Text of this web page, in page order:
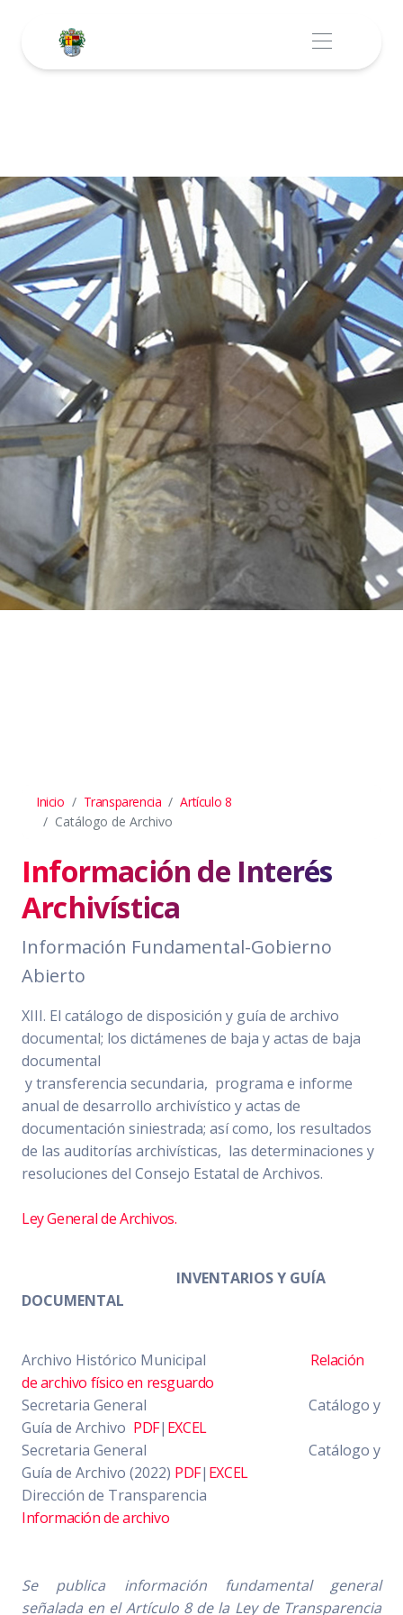
Inicio Transparencia
Artículo 8
Catálogo de Archivo
Información de Interés
Archivística
Información Fundamental-Gobierno
Abierto
XIII. El catálogo de disposición y guía de archivo
documental; los dictámenes de baja y actas de baja
documental
y transferencia secundaria, programa e informe
anual de desarrollo archivístico y actas de
documentación siniestrada; así como, los resultados
de las auditorías archivísticas, las determinaciones y
resoluciones del Consejo Estatal de Archivos.
Ley General de Archivos.
INVENTARIOS Y GUÍA
DOCUMENTAL
Archivo Histórico Municipal Relación
de archivo físico en resguardo
Secretaria General Catálogo y
Guía de Archivo PDF| EXCEL
Secretaria General Catálogo y
Guía de Archivo (2022) PDF| EXCEL
Dirección de Transparencia
Información de archivo
Se publica información fundamental general
señalada en el Artículo 8 de la Ley de Transparencia